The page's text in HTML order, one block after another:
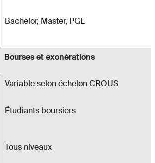
Bachelor, Master, PGE
Bourses et exonérations
Variable selon échelon CROUS
Étudiants boursiers
Tous niveaux